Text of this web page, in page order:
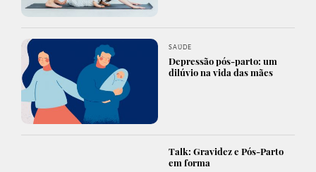
SAÚDE
Depressão pós-parto: um
dilúvio na vida das mães
Talk: Gravidez e Pós-Parto
em forma